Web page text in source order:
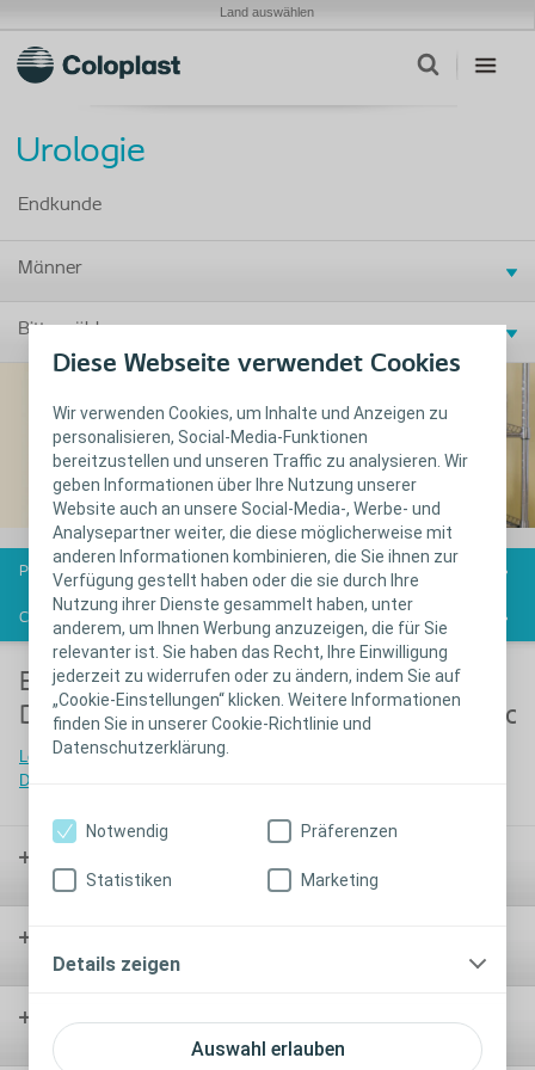
Diese Webseite verwendet Cookies
Wir verwenden Cookies, um Inhalte und Anzeigen zu
personalisieren, Social-Media-Funktionen
bereitzustellen und unseren Traffic zu analysieren. Wir
geben Informationen über Ihre Nutzung unserer
Website auch an unsere Social-Media-, Werbe- und
Analysepartner weiter, die diese möglicherweise mit
anderen Informationen kombinieren, die Sie ihnen zur
Verfügung gestellt haben oder die sie durch Ihre
Nutzung ihrer Dienste gesammelt haben, unter
anderem, um Ihnen Werbung anzuzeigen, die für Sie
relevanter ist. Sie haben das Recht, Ihre Einwilligung
jederzeit zu widerrufen oder zu ändern, indem Sie auf
„Cookie-Einstellungen“ klicken. Weitere Informationen
finden Sie in unserer Cookie-Richtlinie und
Datenschutzerklärung.
Auswahl erlauben
Notwendig Präferenzen
Statistiken Marketing
Details zeigen
Land auswählen
Urologie
Endkunde
Männer
Bitte wählen
Perspektiven - Das Magazin für Kontinenzthemen
Coloplast ServiceWelt
Erektile
Dysfunktion
Lesen Sie mehr zur Erektile
Dysfunktion
Männliche
versorgung
versorgung
versorgung